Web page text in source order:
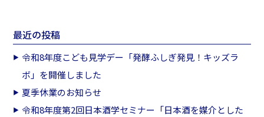
最近の投稿
令和8年度こども見学デー「発酵ふしぎ発見！キッズラ
ボ」を開催しました
夏季休業のお知らせ
令和8年度第2回日本酒学セミナー「日本酒を媒介とした